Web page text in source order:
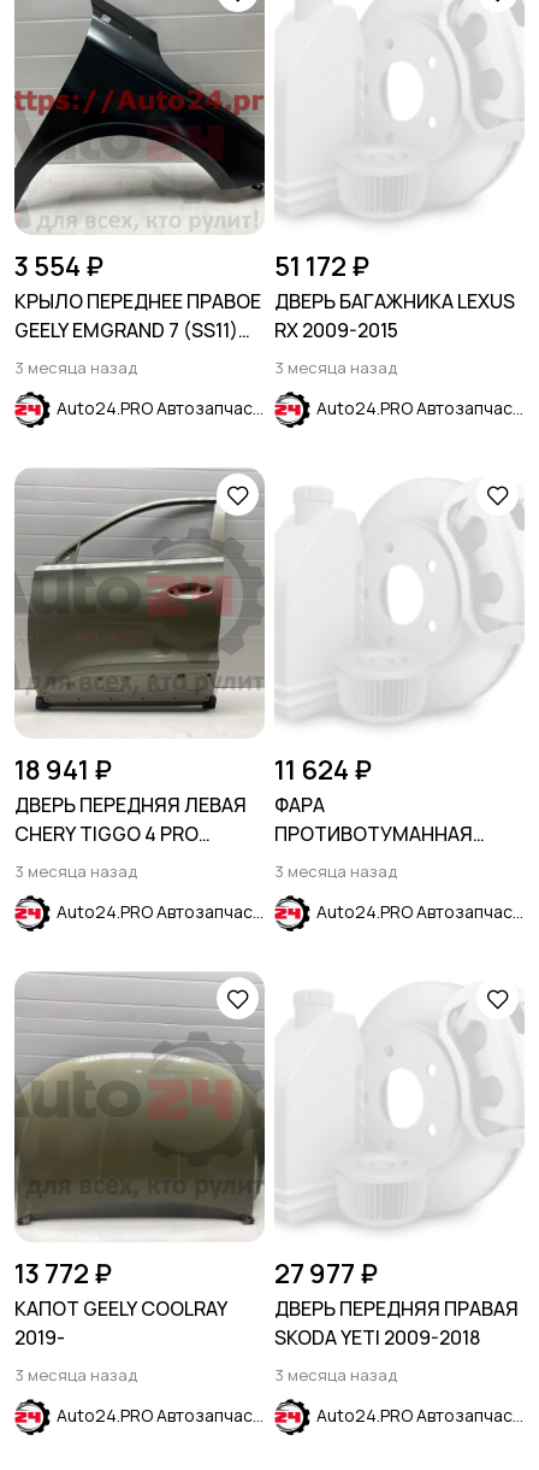
3 554 ₽
КРЫЛО ПЕРЕДНЕЕ ПРАВОЕ
GEELY EMGRAND 7 (SS11)
2021-
3 месяца назад
Auto24.PRO Автозапчасти
51 172 ₽
ДВЕРЬ БАГАЖНИКА LEXUS
RX 2009-2015
3 месяца назад
Auto24.PRO Автозапчасти
18 941 ₽
ДВЕРЬ ПЕРЕДНЯЯ ЛЕВАЯ
CHERY TIGGO 4 PRO
(T19FL) 2023-
3 месяца назад
Auto24.PRO Автозапчасти
11 624 ₽
ФАРА
ПРОТИВОТУМАННАЯ
ПРАВАЯ LED PRIMIER
CHEVROLET EQUINOX 2021-
2024
3 месяца назад
Auto24.PRO Автозапчасти
13 772 ₽
КАПОТ GEELY COOLRAY
2019-
3 месяца назад
Auto24.PRO Автозапчасти
27 977 ₽
ДВЕРЬ ПЕРЕДНЯЯ ПРАВАЯ
SKODA YETI 2009-2018
3 месяца назад
Auto24.PRO Автозапчасти